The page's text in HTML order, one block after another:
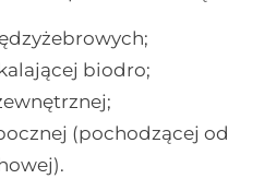
biodro;
(pochodzącej od